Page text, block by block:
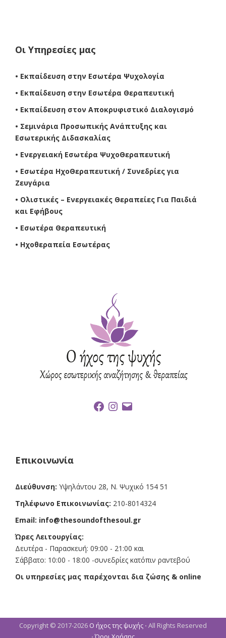
Οι Υπηρεσίες μας
• Εκπαίδευση στην Εσωτέρα Ψυχολογία
• Εκπαίδευση στην Εσωτέρα Θεραπευτική
• Εκπαίδευση στον Αποκρυφιστικό Διαλογισμό
• Σεμινάρια Προσωπικής Ανάπτυξης και
Εσωτερικής Διδασκαλίας
• Ενεργειακή Εσωτέρα ΨυχοΘεραπευτική
• Εσωτέρα ΗχοΘεραπευτική / Συνεδρίες για
Ζευγάρια
• Ολιστικές – Ενεργειακές Θεραπείες Για Παιδιά
και Εφήβους
• Εσωτέρα Θεραπευτική
• Ηχοθεραπεία Εσωτέρας
F
a
I
n
E
m
Επικοινωνία
Διεύθυνση: Υψηλάντου 28, Ν. Ψυχικό 154 51
Τηλέφωνο Επικοινωνίας: 210-8014324
Email: info@thesoundofthesoul.gr
Ώρες Λειτουργίας:
Δευτέρα - Παρασκευή: 09:00 - 21:00 και
Σάββατο: 10:00 - 18:00 -συνεδρίες κατόπιν ραντεβού
Οι υπηρεσίες μας παρέχονται δια ζώσης & online
Copyright © 2017-2026 Ο ήχος της ψυχής ⋅ All Rights Reserved